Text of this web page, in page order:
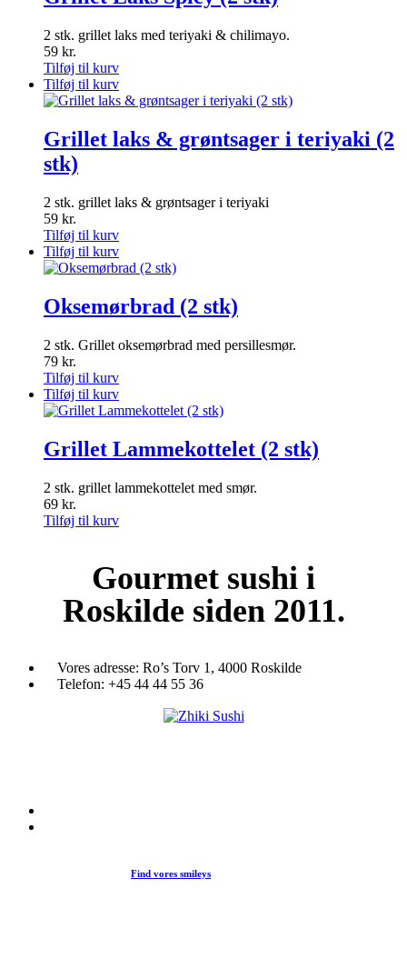
2 stk. grillet laks med teriyaki & chilimayo.
59 kr.
Tilføj til kurv
Tilføj til kurv
Grillet laks & grøntsager i teriyaki (2
stk)
2 stk. grillet laks & grøntsager i teriyaki
59 kr.
Tilføj til kurv
Tilføj til kurv
Oksemørbrad (2 stk)
2 stk. Grillet oksemørbrad med persillesmør.
79 kr.
Tilføj til kurv
Tilføj til kurv
Grillet Lammekottelet (2 stk)
2 stk. grillet lammekottelet med smør.
69 kr.
Tilføj til kurv
Gourmet sushi i
Roskilde siden 2011.
Vores adresse: Ro’s Torv 1, 4000 Roskilde
Telefon: +45 44 44 55 36
Find vores smileys